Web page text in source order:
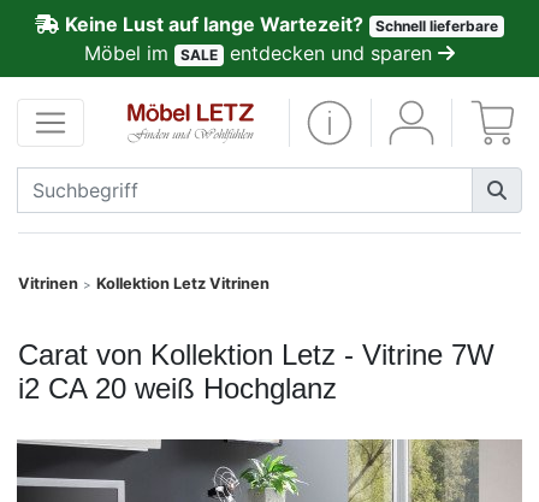
Keine Lust auf lange Wartezeit? Schnell lieferbare
Möbel im SALE entdecken und sparen
Vitrinen > Kollektion Letz Vitrinen
Carat von Kollektion Letz - Vitrine 7W
i2 CA 20 weiß Hochglanz
Kundenmeinungen
Anmelden
PREMIUM
Schnell
SALE
Polsterplaner